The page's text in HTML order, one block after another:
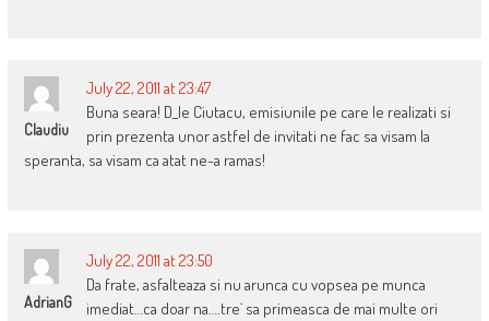
Claudiu
July 22, 2011 at 23:47
Buna seara! D_le Ciutacu, emisiunile pe care le realizati si
prin prezenta unor astfel de invitati ne fac sa visam la
speranta, sa visam ca atat ne-a ramas!
AdrianG
July 22, 2011 at 23:50
Da frate, asfalteaza si nu arunca cu vopsea pe munca
imediat…ca doar na….tre` sa primeasca de mai multe ori